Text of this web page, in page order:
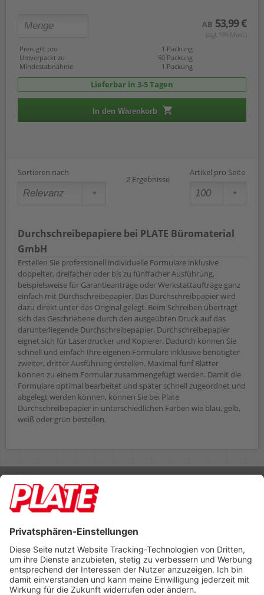
AB 53,99 €
(zzgl. 19% Mwst.)
Preis gilt pro
1 Packung
Umverpackt zu
50 Packung
Mindestabnahme
1 Packung
Lieferbar in 3-5 Tagen
In den Warenkorb
Sortieren nach
2 Ergebnisse
Artikel pro Seite
Durchschreibepapiere bei PLATE Büromaterial
GmbH
Erstellen Sie professionell individuelle Formulare inklusive
doppelter, dreifacher oder bis zu fünffacher Ausführung,
beispielsweise für Garantieanträge oder Werkstattaufträge ganz
einfach mit Durchschreibepapier. Das Durchschreibpapier wird
dazu direkt unter das Original gelegt. Beim Schreiben überträgt
sich das Geschriebene durch den ausgeübten Druck auf das
darunterliegende Durchschreibepapier. Durchschreibepapier
eignet sich für Laserdrucker und Kopierer. Dadurch können Sie
schnell und einfach Ihre eigenen Formulare inklusive benötigter
zweiter, dritter Ausführung erstellen. Maximal fünf Blätter
können zu einem Formular zusammengefügt werden. Damit die
Formulare optimal bearbeitet und später schnell zugeordnet und
abgelegt werden können, können Sie bei Plate
Durchschreibepapier in unterschiedlichen Farben wie blau, gelb,
weiß oder grün bestellen.
Rufen Sie uns an 04298 401-0
Lieferbedingungen Impressum
Footer anzeigen
PLATE Büromaterial Vertriebs GmbH
Hilligenwarf 5